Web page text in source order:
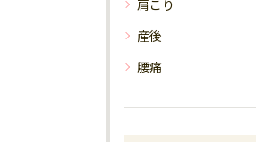
肩こり
産後
腰痛